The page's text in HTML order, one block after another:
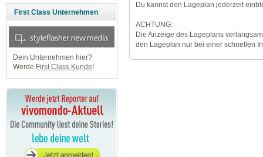
First Class Unternehmen
Dein Unternehmen hier?
Werde First Class Kunde!
Du kannst den Lageplan jederzeit
ACHTUNG:
Die Anzeige des Lageplans
den Lageplan nur bei einer schnellen